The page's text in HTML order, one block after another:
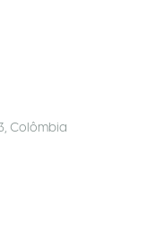
, Colômbia